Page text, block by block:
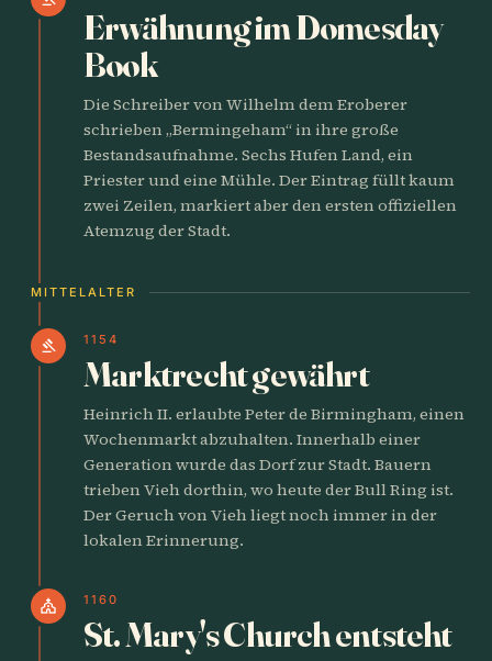
Erwähnung im Domesday
Book
Die Schreiber von Wilhelm dem Eroberer
schrieben „Bermingeham“ in ihre große
Bestandsaufnahme. Sechs Hufen Land, ein
Priester und eine Mühle. Der Eintrag füllt kaum
zwei Zeilen, markiert aber den ersten offiziellen
Atemzug der Stadt.
MITTELALTER
gavel 1154
Marktrecht gewährt
Heinrich II. erlaubte Peter de Birmingham, einen
Wochenmarkt abzuhalten. Innerhalb einer
Generation wurde das Dorf zur Stadt. Bauern
trieben Vieh dorthin, wo heute der Bull Ring ist.
Der Geruch von Vieh liegt noch immer in der
lokalen Erinnerung.
church 1160
St. Mary's Church entsteht